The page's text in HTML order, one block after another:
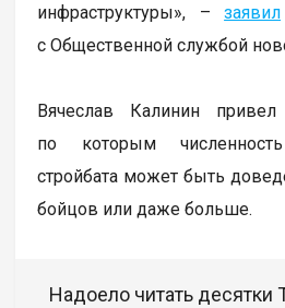
инфраструктуры», –заявил
с Общественной службой
Вячеслав Калинин
по которым
стройбата может быть
бойцов или даже больше.
Надоело читать десятки